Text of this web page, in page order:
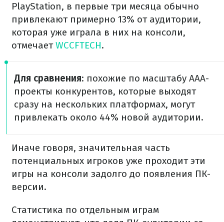
PlayStation, в первые три месяца обычно
привлекают примерно 13% от аудитории,
которая уже играла в них на консоли,
отмечаетWCCFTECH.
Для сравнения: похожие по масштабу AAA-
проекты конкурентов, которые выходят
сразу на нескольких платформах, могут
привлекать около 44% новой аудитории.
Иначе говоря, значительная часть
потенциальных игроков уже проходит эти
игры на консоли задолго до появления ПК-
версии.
Статистика по отдельным играм